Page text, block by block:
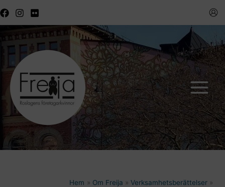
till
Hem Om Freija
Verksamhetsberättelser